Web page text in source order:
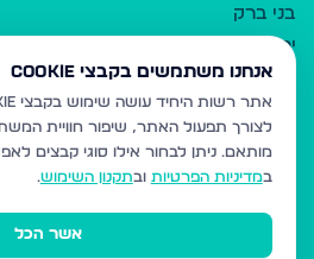
בני ברק
ירושלים
אלעד
גבעת זאב
בית שמש
רכסים
מודיעין עילית
אנחנו משתמשים בקבצי Cookie
לצורך תפעול האתר, שיפור חוויית
מותאם. ניתן לבחור אילו סוגי קבצים
במדיניות הפרטיות ובתקנון השימוש.
אשר הכל